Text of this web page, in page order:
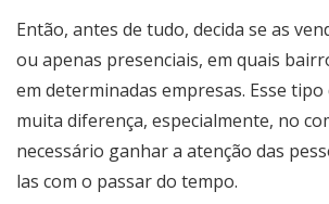
Então, antes de tudo, decida se as
ou apenas presenciais, em quais
em determinadas empresas. Esse tipo
muita diferença, especialmente, no
necessário ganhar a atenção das
las com o passar do tempo.